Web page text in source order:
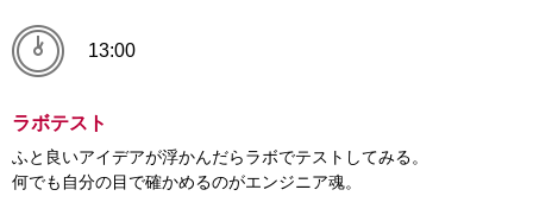
13:00
ラボテスト
ふと良いアイデアが浮かんだらラボでテストしてみる。
何でも自分の目で確かめるのがエンジニア魂。